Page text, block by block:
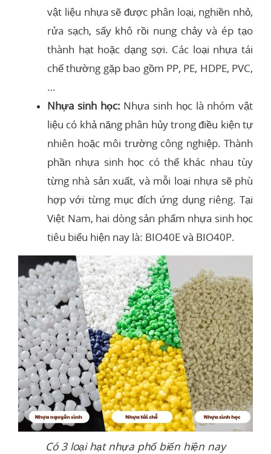
vật liệu nhựa sẽ được phân loại, nghiền nhỏ,
rửa sạch, sấy khô rồi nung chảy và ép tạo
thành hạt hoặc dạng sợi. Các loại nhựa tái
chế thường gặp bao gồm PP, PE, HDPE, PVC,
…
Nhựa sinh học: Nhựa sinh học là nhóm vật
liệu có khả năng phân hủy trong điều kiện tự
nhiên hoặc môi trường công nghiệp. Thành
phần nhựa sinh học có thể khác nhau tùy
từng nhà sản xuất, và mỗi loại nhựa sẽ phù
hợp với từng mục đích ứng dụng riêng. Tại
Việt Nam, hai dòng sản phẩm nhựa sinh học
tiêu biểu hiện nay là: BIO40E và BIO40P.
Có 3 loại hạt nhựa phổ biến hiện nay